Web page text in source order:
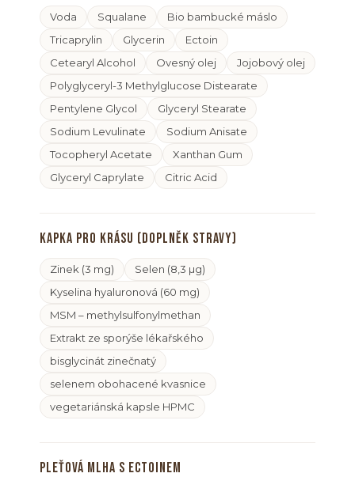
Voda Squalane
Bio bambucké máslo
Tricaprylin
Glycerin
Ectoin
Cetearyl Alcohol
Ovesný olej
Jojobový olej
Polyglyceryl-3 Methylglucose Distearate
Pentylene Glycol
Glyceryl Stearate
Sodium Levulinate
Sodium Anisate
Tocopheryl Acetate
Xanthan Gum
Glyceryl Caprylate
Citric Acid
Kapka pro krásu (doplněk stravy)
Zinek (3 mg)
Selen (8,3 µg)
Kyselina hyaluronová (60 mg)
MSM – methylsulfonylmethan
Extrakt ze sporýše lékařského
bisglycinát zinečnatý
selenem obohacené kvasnice
vegetariánská kapsle HPMC
Pleťová mlha s ectoinem